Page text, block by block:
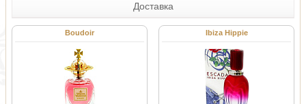
Доставка
Boudoir Ibiza Hippie